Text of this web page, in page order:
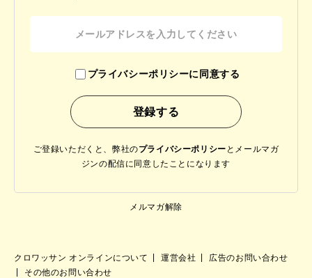
プライバシーポリシーに同意する
ご登録いただくと、弊社のプライバシーポリシー と メールマガ
ジンの配信に同意したことになります
メルマガ解除
クロワッサン オンラインについて 運営会社
広告のお問い合わせ
その他のお問い合わせ